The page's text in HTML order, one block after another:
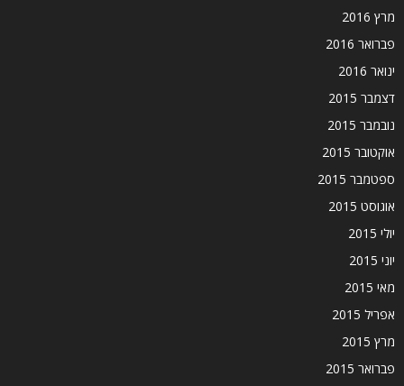
מרץ 2016
פברואר 2016
ינואר 2016
דצמבר 2015
נובמבר 2015
אוקטובר 2015
ספטמבר 2015
אוגוסט 2015
יולי 2015
יוני 2015
מאי 2015
אפריל 2015
מרץ 2015
פברואר 2015